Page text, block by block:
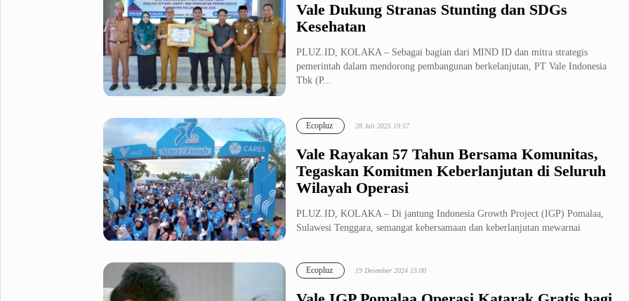
Partai Politik
Pilpres
Hukum & Kriminal
Internasional
Citizen
Pemerintahan
Bulutangkis
Golf
Vale Dukung Stranas Stunting dan SDGs
Kesehatan
PLUZ.ID, KOLAKA – Sebagai bagian dari MIND ID dan mitra strategis
pemerintah dalam mendorong pembangunan berkelanjutan, PT Vale Indonesia
Tbk (P...
Vale Rayakan 57 Tahun Bersama Komunitas,
Tegaskan Komitmen Keberlanjutan di Seluruh
Wilayah Operasi
Ecopluz 28 Juli 2025 19:57
PLUZ.ID, KOLAKA – Di jantung Indonesia Growth Project (IGP) Pomalaa,
Sulawesi Tenggara, semangat kebersamaan dan keberlanjutan mewarnai
Ecopluz 19 Desember 2024 15:00